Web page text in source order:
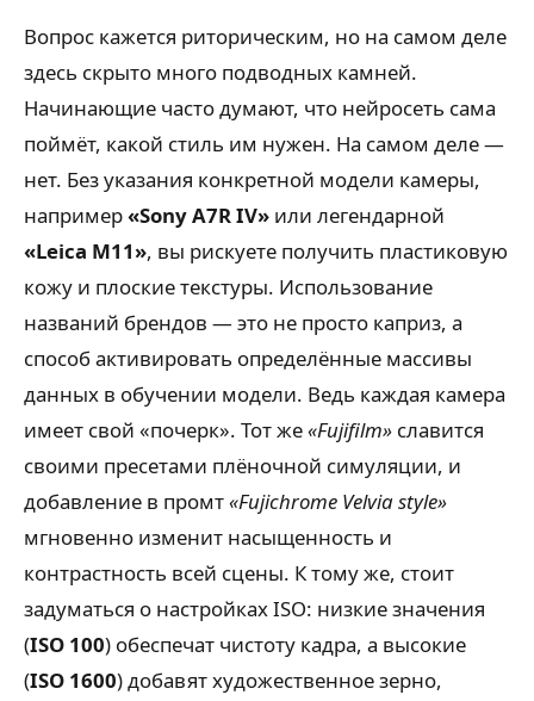
Вопрос кажется риторическим, но на самом деле
здесь скрыто много подводных камней.
Начинающие часто думают, что нейросеть сама
поймёт, какой стиль им нужен. На самом деле —
нет. Без указания конкретной модели камеры,
например«Sony A7R IV» или легендарной
«Leica M11», вы рискуете получить пластиковую
кожу и плоские текстуры. Использование
названий брендов — это не просто каприз, а
способ активировать определённые массивы
данных в обучении модели. Ведь каждая камера
имеет свой «почерк». Тот же«Fujifilm» славится
своими пресетами плёночной симуляции, и
добавление в промт«Fujichrome Velvia style»
мгновенно изменит насыщенность и
контрастность всей сцены. К тому же, стоит
задуматься о настройках ISO: низкие значения
(ISO 100) обеспечат чистоту кадра, а высокие
(ISO 1600) добавят художественное зерно,